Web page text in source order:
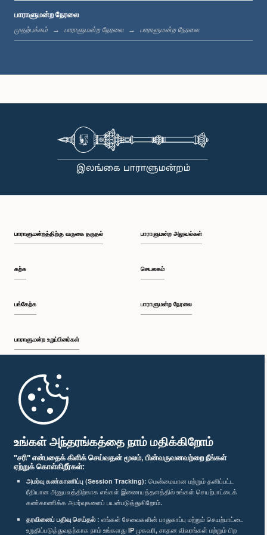
உங்கள் அந்தரங்கத்தை நாம் மதிக்கிறோம்
"சரி" என்பதைக் கிளிக் செய்வதன் மூலம், பின்வருவனவற்றை நீங்கள்
ஏற்றுக் கொள்கிறீர்கள்:
அமர்வு கண்காணிப்பு (Session Tracking): மென்மையான மற்றும் தனிப்பட்ட
ரீதியான அனுபவத்திற்காக எங்கள் இணையத்தளத்தில் உங்கள் செயற்பாட்டைக்
கண்காணிக்க அமர்வுகளைப் பயன்படுத்துகிறோம்.
தரவினைப் பதிவு செய்தல் : எங்கள் சேவைகளின் பாதுகாப்பு மற்றும் செயற்பாட்டை
உறுதிப்படுத்துவதற்காக நாம் உங்களது IP முகவரி, சாதன விவரங்கள் மற்றும் பிற
பி.ப. 1:19 - பி.ப. 1:31
பி.ப. 1:38 - பி.ப. 1:49
பி.ப. 1:49 - பி.ப. 1:56
பி.ப. 2:05 - பி.ப. 2:29
பி.ப. 2:54 - பி.ப. 3:09
பி.ப. 3:09 - பி.ப. 3:34
பி.ப. 3:34 - பி.ப. 3:44
பாராளுமன்ற நேரலை
முதற்பக்கம் பாராளுமன்ற நேரலை பாராளுமன்ற நேரலை
பாராளுமன்றத்திற்கு வருகை தருதல்
கற்க
பங்கேற்க
பாராளுமன்ற உறுப்பினர்கள்
முதற்பக்கம்
பாராளுமன்ற அலுவல்கள்
செயலகம்
பாராளுமன்ற நேரலை
பாராளுமன்ற கையடக்க செயலி
எம்மை பின்தொடர்க :
விருதுகள்